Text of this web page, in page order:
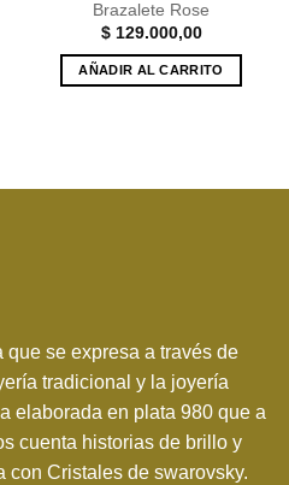
Brazalete Rose
$129.000,00
AÑADIR AL CARRITO
se expresa a través de
tradicional y la joyería
elaborada en plata 980 que a
cuenta historias de brillo y
con Cristales de swarovsky.